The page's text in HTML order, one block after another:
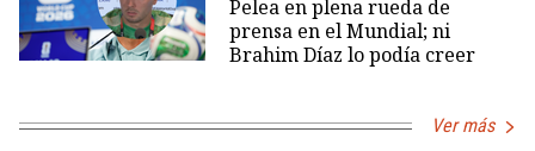
Pelea en plena rueda de
prensa en el Mundial; ni
Brahim Díaz lo podía creer
Ver más